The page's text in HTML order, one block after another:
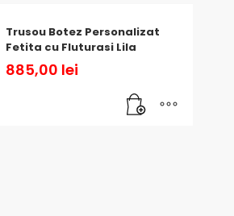
Trusou Botez Personalizat
Fetita cu Fluturasi Lila
885,00 lei